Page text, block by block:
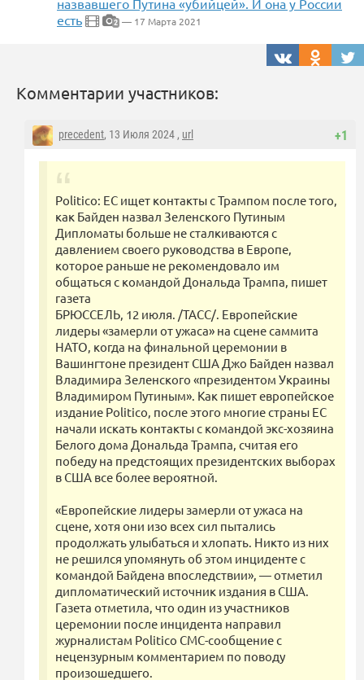
назвавшего Путина «убийцей». И она у России
есть
2 — 17 Марта 2021
Комментарии участников:
+1
precedent, 13 Июля 2024 , url
Politico: ЕС ищет контакты с Трампом после того,
как Байден назвал Зеленского Путиным
Дипломаты больше не сталкиваются с
давлением своего руководства в Европе,
которое раньше не рекомендовало им
общаться с командой Дональда Трампа, пишет
газета
БРЮССЕЛЬ, 12 июля. /ТАСС/. Европейские
лидеры «замерли от ужаса» на сцене саммита
НАТО, когда на финальной церемонии в
Вашингтоне президент США Джо Байден назвал
Владимира Зеленского «президентом Украины
Владимиром Путиным». Как пишет европейское
издание Politico, после этого многие страны ЕС
начали искать контакты с командой экс-хозяина
Белого дома Дональда Трампа, считая его
победу на предстоящих президентских выборах
в США все более вероятной.
«Европейские лидеры замерли от ужаса на
сцене, хотя они изо всех сил пытались
продолжать улыбаться и хлопать. Никто из них
не решился упомянуть об этом инциденте с
командой Байдена впоследствии», — отметил
дипломатический источник издания в США.
Газета отметила, что один из участников
церемонии после инцидента направил
журналистам Politico СМС-сообщение с
нецензурным комментарием по поводу
произошедшего.